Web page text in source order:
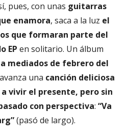
pues, con unas guitarras
enamora, saca a la luz el
que formaran parte del
EP en solitario. Un álbum
mediados de febrero del
una canción deliciosa
vivir el presente, pero sin
con perspectiva: “Va
(pasó de largo).